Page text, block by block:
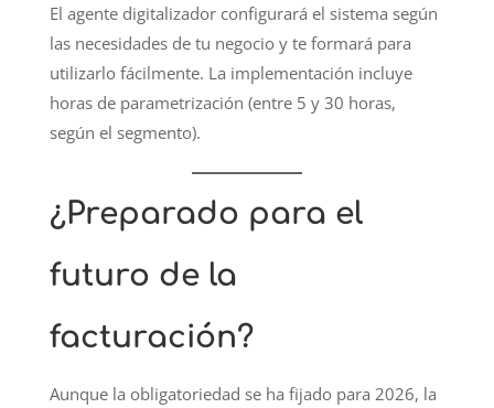
El agente digitalizador configurará el sistema según
las necesidades de tu negocio y te formará para
utilizarlo fácilmente. La implementación incluye
horas de parametrización (entre 5 y 30 horas,
según el segmento).
¿Preparado para el
futuro de la
facturación?
Aunque la obligatoriedad se ha fijado para 2026, la